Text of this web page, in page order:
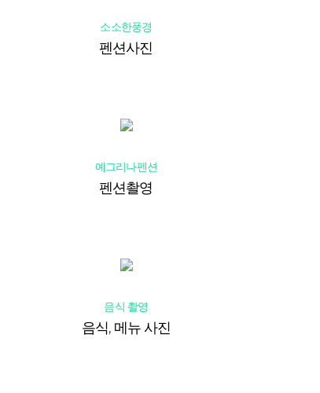
소소한풍경
펜션사진
예그리나펜션
펜션촬영
음식 촬영
음식, 메뉴 사진